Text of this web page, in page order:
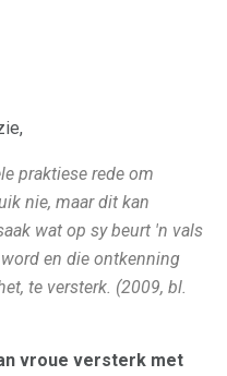
praktiese rede om
nie, maar dit kan
wat op sy beurt 'n vals
en die ontkenning
te versterk. (2009, bl.
vroue versterk met